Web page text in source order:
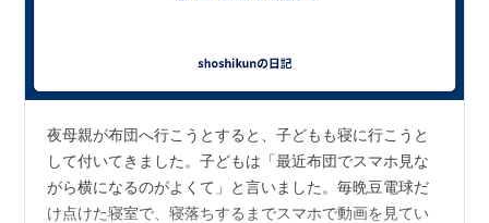
夜母親が布団へ行こうとすると、子どもも寝に行こうと
して付いてきました。子どもは「最近布団でスマホ見な
がら横になるのがよくて」と言いました。毎晩豆電球だ
け点けた寝室で、寝落ちするまでスマホで動画を見てい